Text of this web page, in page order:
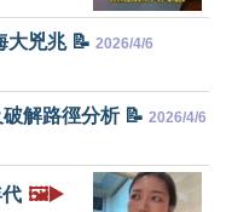
大兇兆 📝 2026/4/6
解路徑分析 📝 2026/4/6
🖼️▶️